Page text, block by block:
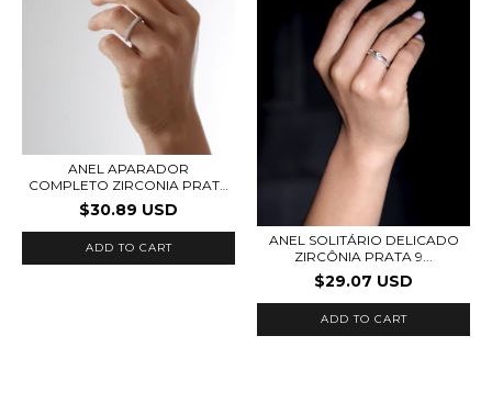
ANEL APARADOR
COMPLETO ZIRCONIA PRATA
92...
$30.89 USD
ADD TO CART
ANEL SOLITÁRIO DELICADO
ZIRCÔNIA PRATA 9...
$29.07 USD
ADD TO CART